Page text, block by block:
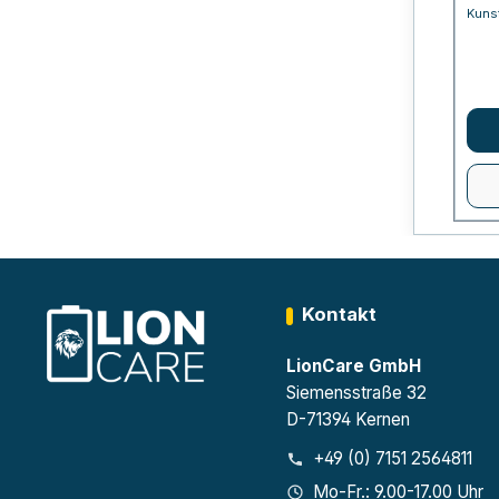
Kontakt
LionCare GmbH
Siemensstraße 32
D-71394 Kernen
+49 (0) 7151 2564811
Mo-Fr.: 9.00-17.00 Uhr